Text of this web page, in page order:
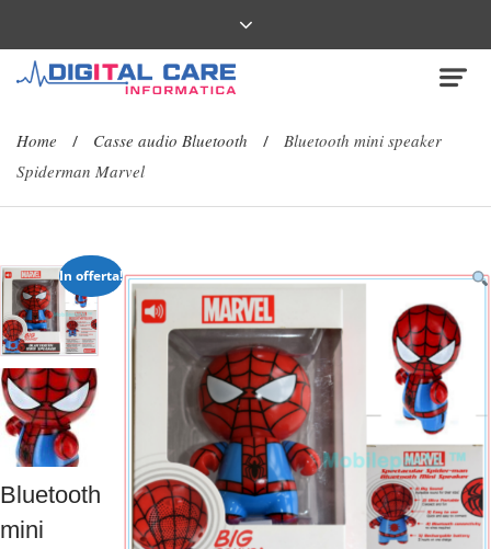
Home / Casse audio Bluetooth /
Bluetooth mini speaker
Spiderman Marvel
In offerta!
Bluetooth
mini